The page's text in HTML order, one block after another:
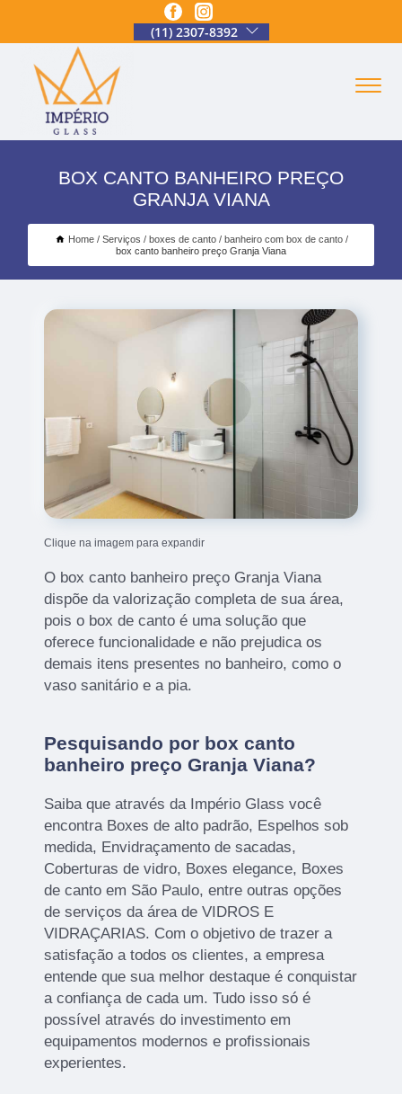
(11) 2307-8392
BOX CANTO BANHEIRO PREÇO
GRANJA VIANA
Home Serviços boxes de canto
banheiro com box de canto
box canto banheiro preço Granja Viana
Clique na imagem para expandir
O box canto banheiro preço Granja Viana
dispõe da valorização completa de sua área,
pois o box de canto é uma solução que
oferece funcionalidade e não prejudica os
demais itens presentes no banheiro, como o
vaso sanitário e a pia.
Pesquisando por box canto
banheiro preço Granja Viana?
Saiba que através da Império Glass você
encontra Boxes de alto padrão, Espelhos sob
medida, Envidraçamento de sacadas,
Coberturas de vidro, Boxes elegance, Boxes
de canto em São Paulo, entre outras opções
de serviços da área de VIDROS E
VIDRAÇARIAS. Com o objetivo de trazer a
satisfação a todos os clientes, a empresa
entende que sua melhor destaque é conquistar
a confiança de cada um. Tudo isso só é
possível através do investimento em
equipamentos modernos e profissionais
experientes.